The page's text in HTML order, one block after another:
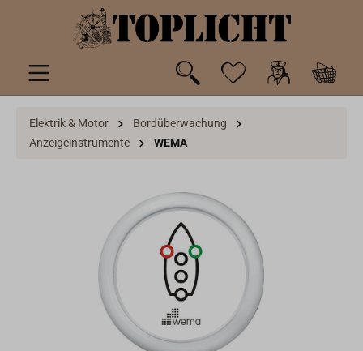
springen
Elektrik & Motor
Bordüberwachung
Anzeigeinstrumente
WEMA